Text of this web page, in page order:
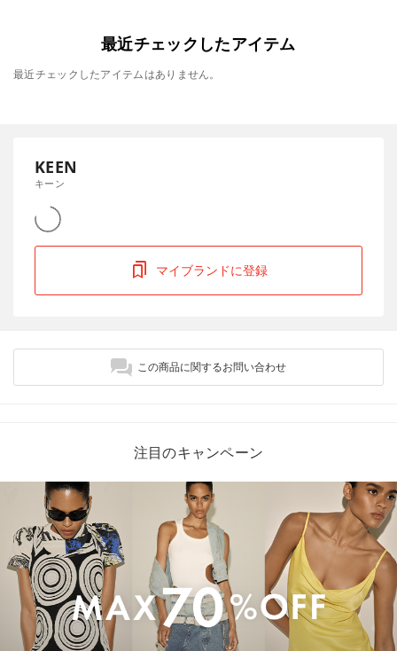
最近チェックしたアイテム
最近チェックしたアイテムはありません。
KEEN
キーン
マイブランドに登録
この商品に関するお問い合わせ
注目のキャンペーン